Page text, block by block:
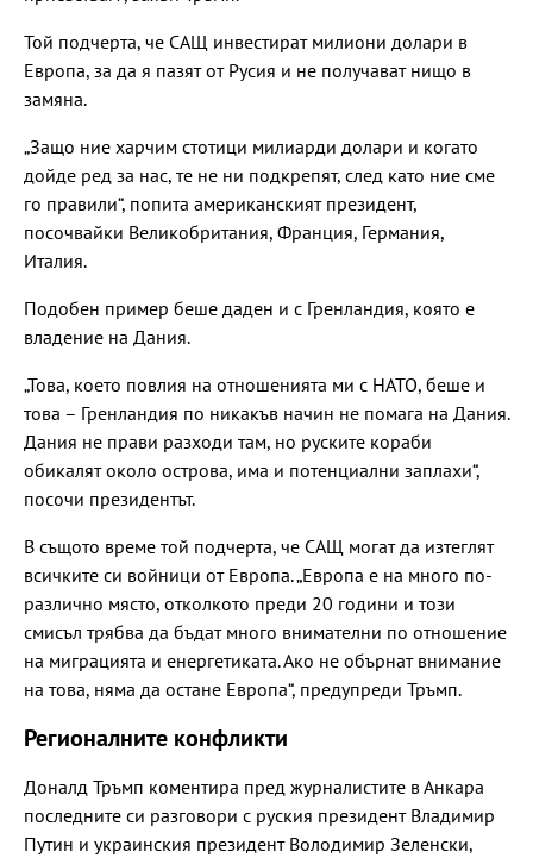
Той подчерта, че САЩ инвестират милиони долари в
Европа, за да я пазят от Русия и не получават нищо в
замяна.
„Защо ние харчим стотици милиарди долари и когато
дойде ред за нас, те не ни подкрепят, след като ние сме
го правили“, попита американският президент,
посочвайки Великобритания, Франция, Германия,
Италия.
Подобен пример беше даден и с Гренландия, която е
владение на Дания.
„Това, което повлия на отношенията ми с НАТО, беше и
това – Гренландия по никакъв начин не помага на Дания.
Дания не прави разходи там, но руските кораби
обикалят около острова, има и потенциални заплахи“,
посочи президентът.
В същото време той подчерта, че САЩ могат да изтеглят
всичките си войници от Европа. „Европа е на много по-
различно място, отколкото преди 20 години и този
смисъл трябва да бъдат много внимателни по отношение
на миграцията и енергетиката. Ако не обърнат внимание
на това, няма да остане Европа“, предупреди Тръмп.
Регионалните конфликти
Доналд Тръмп коментира пред журналистите в Анкара
последните си разговори с руския президент Владимир
Путин и украинския президент Володимир Зеленски,